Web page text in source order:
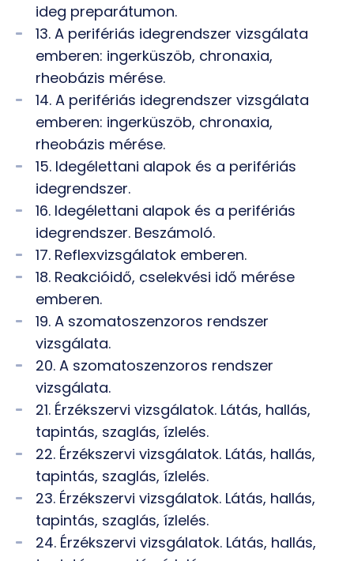
ideg preparátumon.
13. A perifériás idegrendszer vizsgálata
emberen: ingerküszöb, chronaxia,
rheobázis mérése.
14. A perifériás idegrendszer vizsgálata
emberen: ingerküszöb, chronaxia,
rheobázis mérése.
15. Idegélettani alapok és a perifériás
idegrendszer.
16. Idegélettani alapok és a perifériás
idegrendszer. Beszámoló.
17. Reflexvizsgálatok emberen.
18. Reakcióidő, cselekvési idő mérése
emberen.
19. A szomatoszenzoros rendszer
vizsgálata.
20. A szomatoszenzoros rendszer
vizsgálata.
21. Érzékszervi vizsgálatok. Látás, hallás,
tapintás, szaglás, ízlelés.
22. Érzékszervi vizsgálatok. Látás, hallás,
tapintás, szaglás, ízlelés.
23. Érzékszervi vizsgálatok. Látás, hallás,
tapintás, szaglás, ízlelés.
24. Érzékszervi vizsgálatok. Látás, hallás,